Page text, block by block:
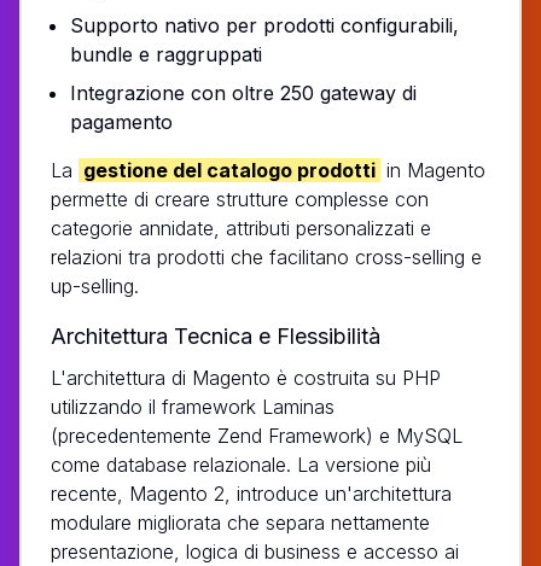
Supporto nativo per prodotti configurabili,
bundle e raggruppati
Integrazione con oltre 250 gateway di
pagamento
La gestione del catalogo prodotti in Magento
permette di creare strutture complesse con
categorie annidate, attributi personalizzati e
relazioni tra prodotti che facilitano cross-selling e
up-selling.
Architettura Tecnica e Flessibilità
L'architettura di Magento è costruita su PHP
utilizzando il framework Laminas
(precedentemente Zend Framework) e MySQL
come database relazionale. La versione più
recente, Magento 2, introduce un'architettura
modulare migliorata che separa nettamente
presentazione, logica di business e accesso ai